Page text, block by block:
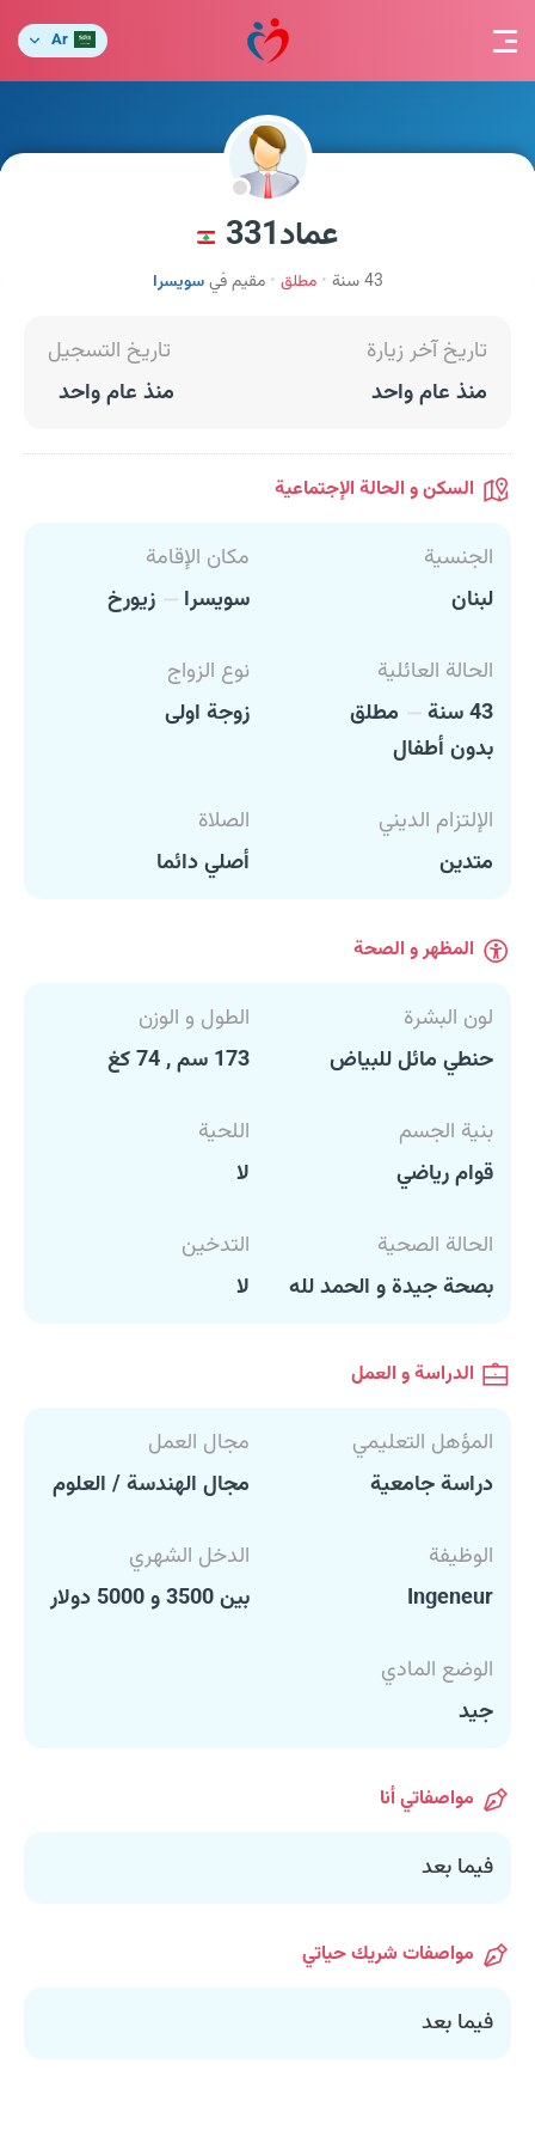
Ar
عماد331
43 سنة مطلق مقيم فيسويسرا
تاريخ آخر زيارة
منذ عام واحد
تاريخ التسجيل
منذ عام واحد
السكن و الحالة الإجتماعية
الجنسية
لبنان
مكان الإقامة
سويسرا
زيورخ
الحالة العائلية
43 سنة
مطلق
بدون أطفال
نوع الزواج
زوجة اولى
الإلتزام الديني
متدين
الصلاة
أصلي دائما
المظهر و الصحة
لون البشرة
حنطي مائل للبياض
الطول و الوزن
173 سم , 74 كغ
بنية الجسم
قوام رياضي
اللحية
لا
الحالة الصحية
بصحة جيدة و الحمد لله
التدخين
لا
الدراسة و العمل
المؤهل التعليمي
دراسة جامعية
مجال العمل
مجال الهندسة / العلوم
الوظيفة
Ingeneur
الدخل الشهري
بين 3500 و 5000 دولار
الوضع المادي
جيد
مواصفاتي أنا
فيما بعد
مواصفات شريك حياتي
فيما بعد